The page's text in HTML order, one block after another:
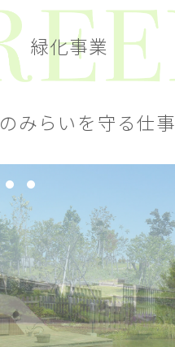
緑化事業
のみらいを守る仕事